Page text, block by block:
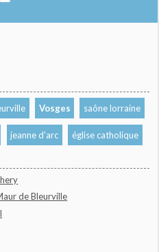
Vosges saône lorraine
jeanne d'arc église catholique
de Bleurville